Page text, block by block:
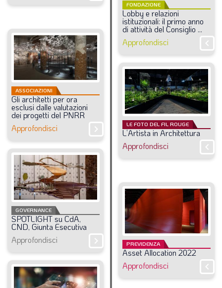
FONDAZIONE
Lobbyerelazioni
istituzionali: il primo anno
di attività del Consiglio ...
Approfondisci
chevron_right
ASSOCIAZIONI
Gliarchitettiperora
esclusi dalle valutazioni
dei progetti del PNRR
Approfondisci
chevron_right LE FOTO DEL FIL ROUGE
L’ArtistainArchitettura
Approfondisci
chevron_right
GOVERNANCE
SPOTLIGHTsuCdA,
CND, Giunta Esecutiva
Approfondisci
chevron_right PREVIDENZA
AssetAllocation2022
Approfondisci
chevron_right